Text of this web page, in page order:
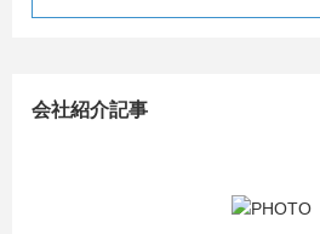
会社紹介記事